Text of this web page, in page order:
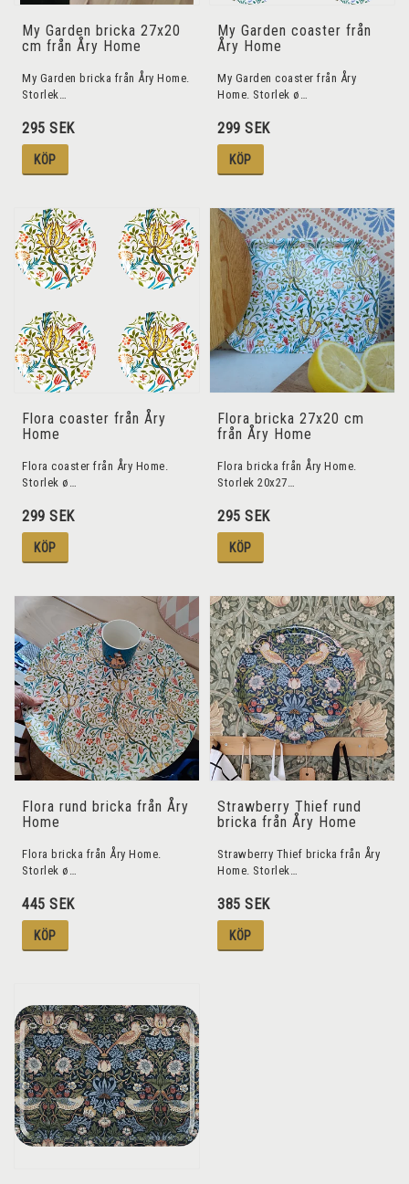
My Garden bricka 27x20
cm från Åry Home
My Garden bricka från Åry Home.
Storlek…
295 SEK
KÖP
My Garden coaster från
Åry Home
My Garden coaster från Åry
Home. Storlek ø…
299 SEK
KÖP
Flora coaster från Åry
Home
Flora coaster från Åry Home.
Storlek ø…
299 SEK
KÖP
Flora bricka 27x20 cm
från Åry Home
Flora bricka från Åry Home.
Storlek 20x27…
295 SEK
KÖP
Flora rund bricka från Åry
Home
Flora bricka från Åry Home.
Storlek ø…
445 SEK
KÖP
Strawberry Thief rund
bricka från Åry Home
Strawberry Thief bricka från Åry
Home. Storlek…
385 SEK
KÖP